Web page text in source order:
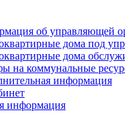
об управляющей
дома под
дома
на коммунальные
информация
информация